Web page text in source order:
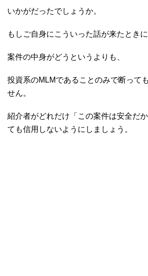
いかがだったでしょうか。
もしご自身にこういった話が来たときに
案件の中身がどうというよりも、
投資系のMLMであることのみで断って
せん。
紹介者がどれだけ「この案件は安全だ
ても信用しないようにしましょう。